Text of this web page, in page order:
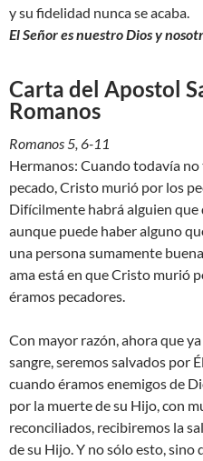
y su fidelidad nunca se acaba.
El Señor es nuestro Dios y
Carta del Apostol
Romanos
Romanos 5, 6-11
Hermanos: Cuando todavía
pecado, Cristo murió por los
Difícilmente habrá alguien
aunque puede haber alguno
una persona sumamente
ama está en que Cristo murió
éramos pecadores.
Con mayor razón, ahora que
sangre, seremos salvados por
cuando éramos enemigos de
por la muerte de su Hijo, con
reconciliados, recibiremos la
de su Hijo. Y no sólo esto,